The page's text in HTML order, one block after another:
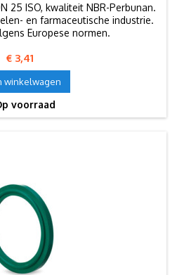
25 ISO, kwaliteit NBR-Perbunan.
en farmaceutische industrie.
Europese normen.
Prijs
€ 3,41
winkelwagen
voorraad